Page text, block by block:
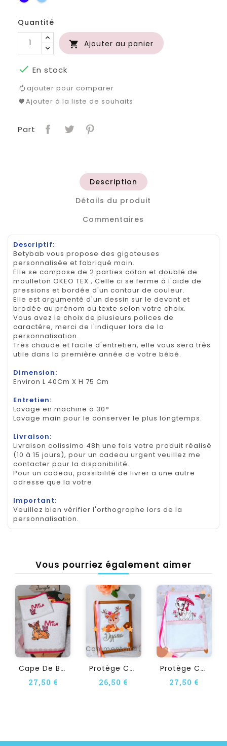
roi
Quantité
 Ajouter au panier
 En stock
ajouter pour comparer
Ajouter à la liste de souhaits
Part
Description
Détails du produit
Commentaires
Descriptif:
Betybab vous propose des gigoteuses
personnalisée et fabriqué main.
Elle se compose de 2 parties coton et doublé de
moulleton OKEO TEX , Celle ci se ferme à l'aide de
pressions et bordée d'un contour de couleur.
Elle est argumenté d'un dessin sur le devant et
brodée au prénom ou texte selon votre choix.
Vous avez le choix de plusieurs polices de
caractére, merci de l'indiquer lors de la
personnalisation.
Très chaude et facile d'entretien, elle vous sera très
utile dans la première année de votre bébé.
Dimension:
Environ L 40Cm X H 75 Cm
Entretien:
Lavage en machine à 30°
Lavage main pour le conserver le plus longtemps.
Livraison:
Livraison colissimo 48h une fois votre produit réalisé
(10 à 15 jours), pour un cadeau urgent veuillez me
contacter pour la disponibilité.
Pour un cadeau, possibilité de livrer a une autre
adresse que la votre.
Important:
Veuillez bien vérifier l'orthographe lors de la
personnalisation.
Vous pourriez également aimer
C
Ape De Bain Bébé...
27,50 €
1
Commentaire(s)
P
Rotège Carnet De Santé...
26,50 €
P
Rotège Carnet De Santé À...
27,50 €